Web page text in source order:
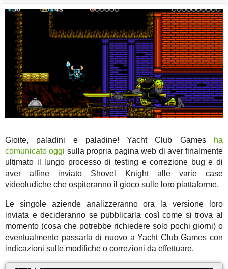
Gioite, paladini e paladine! Yacht Club Games
ha
comunicato oggi sulla propria pagina web di aver finalmente
ultimato il lungo processo di testing e correzione bug e di
aver alfine inviato Shovel Knight alle varie case
videoludiche che ospiteranno il gioco sulle loro piattaforme.
Le singole aziende analizzeranno ora la versione loro
inviata e decideranno se pubblicarla così come si trova al
momento (cosa che potrebbe richiedere solo pochi giorni) o
eventualmente passarla di nuovo a Yacht Club Games con
indicazioni sulle modifiche o correzioni da effettuare.